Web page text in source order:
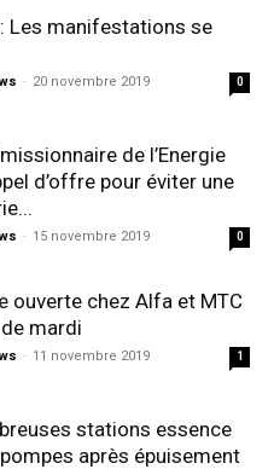
Les manifestations se
- 20 novembre 2019 0
de l’Energie
d’offre pour éviter une
- 15 novembre 2019 0
ouverte chez Alfa et MTC
mardi
- 11 novembre 2019 1
stations essence
après épuisement